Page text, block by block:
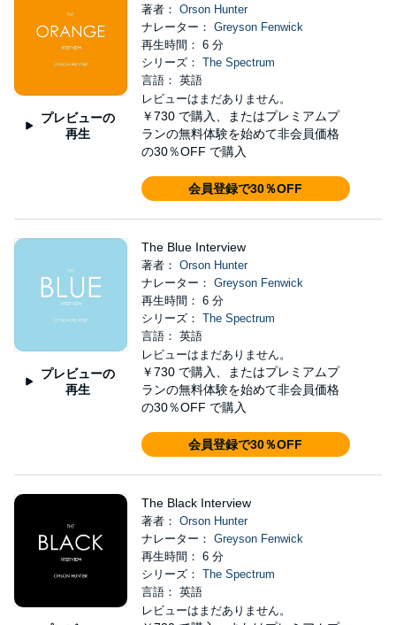
プレビューの
再生
著者： Orson Hunter
ナレーター： Greyson Fenwick
再生時間： 6 分
シリーズ： The Spectrum
言語： 英語
レビューはまだありません。
￥730 で購入、またはプレミアムプ
ランの無料体験を始めて非会員価格
の30％OFF で購入
会員登録で30％OFF
プレビューの
再生
The Blue Interview
著者： Orson Hunter
ナレーター： Greyson Fenwick
再生時間： 6 分
シリーズ： The Spectrum
言語： 英語
レビューはまだありません。
￥730 で購入、またはプレミアムプ
ランの無料体験を始めて非会員価格
の30％OFF で購入
会員登録で30％OFF
The Black Interview
著者： Orson Hunter
ナレーター： Greyson Fenwick
再生時間： 6 分
シリーズ： The Spectrum
言語： 英語
レビューはまだありません。